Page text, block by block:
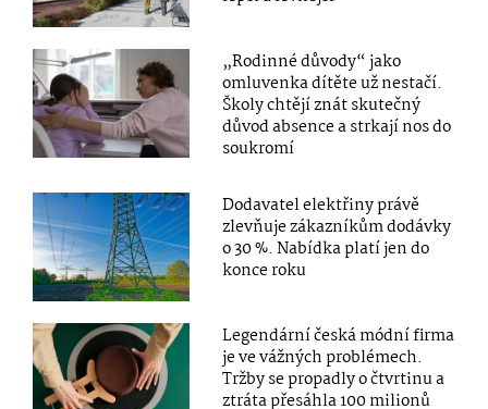
„Rodinné důvody“ jako
omluvenka dítěte už nestačí.
Školy chtějí znát skutečný
důvod absence a strkají nos do
soukromí
Dodavatel elektřiny právě
zlevňuje zákazníkům dodávky
o 30 %. Nabídka platí jen do
konce roku
Legendární česká módní firma
je ve vážných problémech.
Tržby se propadly o čtvrtinu a
ztráta přesáhla 100 milionů